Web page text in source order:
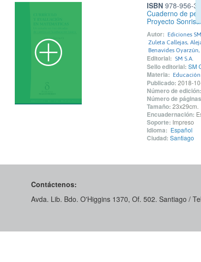
ISBN978-956-
Cuaderno de
Proyecto
Autor: Ediciones
Zuleta Callejas,
Benavides
Editorial: SM S.A.
Sello editorial: SM
Materia:
Publicado: 2018-
Número de edición:
Número de
Tamaño: 23x29cm.
Encuadernación:
Soporte: Impreso
Idioma: Español
Ciudad: Santiago
Contáctenos:
Avda. Lib. Bdo. O'Higgins 1370, Of. 502. Santiago /